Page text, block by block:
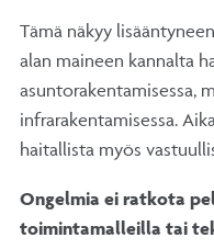
Tämä näkyy
alan maineen kannalta
asuntorakentamisessa,
infrarakentamisessa.
haitallista myös
Ongelmia ei ratkota
toimintamalleilla tai